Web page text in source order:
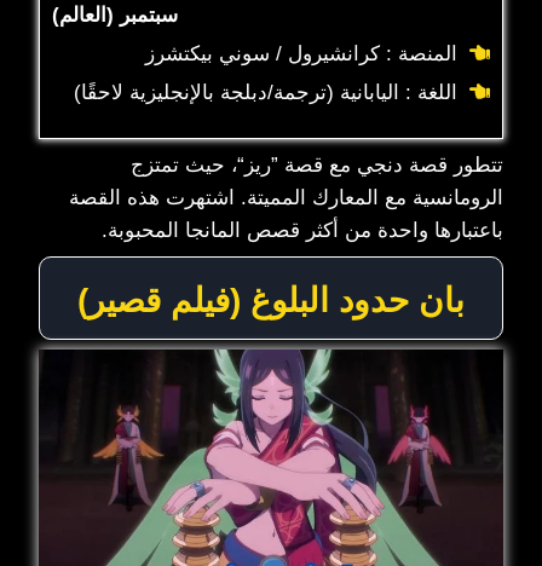
سبتمبر (العالم)
المنصة : كرانشيرول / سوني بيكتشرز
اللغة : اليابانية (ترجمة/دبلجة بالإنجليزية لاحقًا)
تتطور قصة دنجي مع قصة ”ريز“، حيث تمتزج
الرومانسية مع المعارك المميتة. اشتهرت هذه القصة
باعتبارها واحدة من أكثر قصص المانجا المحبوبة.
بان حدود البلوغ (فيلم قصير)